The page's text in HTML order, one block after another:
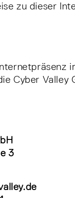
zu dieser
Cyber Valley
3